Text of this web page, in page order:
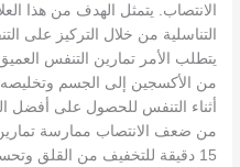
الانتصاب. يتمثل الهدف من هذا
التناسلية من خلال التركيز على
يتطلب الأمر تمارين التنفس
من الأكسجين إلى الجسم
أثناء التنفس للحصول على أفضل
15 دقيقة للتخفيف من القلق وتحسين الدورة الدموية والانتصاب.